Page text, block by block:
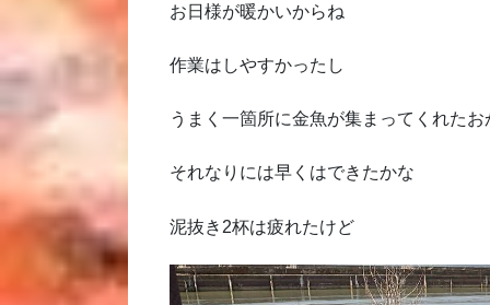
お日様が暖かいからね
作業はしやすかったし
うまく一箇所に金魚が集まってくれたお
それなりには早くはできたかな
泥抜き2杯は疲れたけど